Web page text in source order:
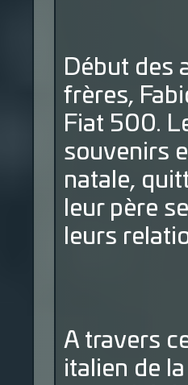
Début des
frères,
Fiat 500.
souvenirs
natale,
leur père
leurs
A travers
italien de